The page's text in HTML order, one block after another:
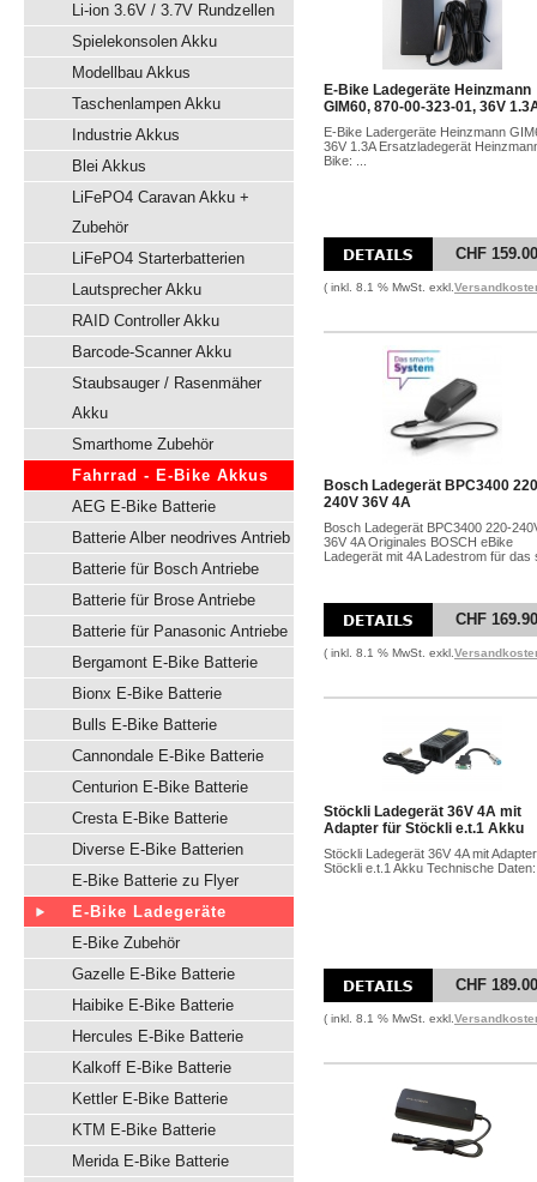
Li-ion 3.6V / 3.7V Rundzellen
Spielekonsolen Akku
Modellbau Akkus
Taschenlampen Akku
Industrie Akkus
Blei Akkus
LiFePO4 Caravan Akku +
Zubehör
LiFePO4 Starterbatterien
Lautsprecher Akku
RAID Controller Akku
Barcode-Scanner Akku
Staubsauger / Rasenmäher
Akku
Smarthome Zubehör
Fahrrad - E-Bike Akkus
AEG E-Bike Batterie
Batterie Alber neodrives Antrieb
Batterie für Bosch Antriebe
Batterie für Brose Antriebe
Batterie für Panasonic Antriebe
Bergamont E-Bike Batterie
Bionx E-Bike Batterie
Bulls E-Bike Batterie
Cannondale E-Bike Batterie
Centurion E-Bike Batterie
Cresta E-Bike Batterie
Diverse E-Bike Batterien
E-Bike Batterie zu Flyer
E-Bike Ladegeräte
E-Bike Zubehör
Gazelle E-Bike Batterie
Haibike E-Bike Batterie
Hercules E-Bike Batterie
Kalkoff E-Bike Batterie
Kettler E-Bike Batterie
KTM E-Bike Batterie
Merida E-Bike Batterie
E-Bike Ladegeräte Heinzmann
GIM60, 870-00-323-01, 36V
E-Bike Ladergeräte Heinzmann
36V 1.3A Ersatzladegerät
Bike: ...
CHF 159.00
( inkl. 8.1 % MwSt. exkl.
Bosch Ladegerät BPC3400
240V 36V 4A
Bosch Ladegerät BPC3400 220-
36V 4A Originales BOSCH eBike
Ladegerät mit 4A Ladestrom für das
CHF 169.90
( inkl. 8.1 % MwSt. exkl.
Stöckli Ladegerät 36V 4A mit
Adapter für Stöckli e.t.1 Akku
Stöckli Ladegerät 36V 4A mit
Stöckli e.t.1 Akku Technische
CHF 189.00
( inkl. 8.1 % MwSt. exkl.